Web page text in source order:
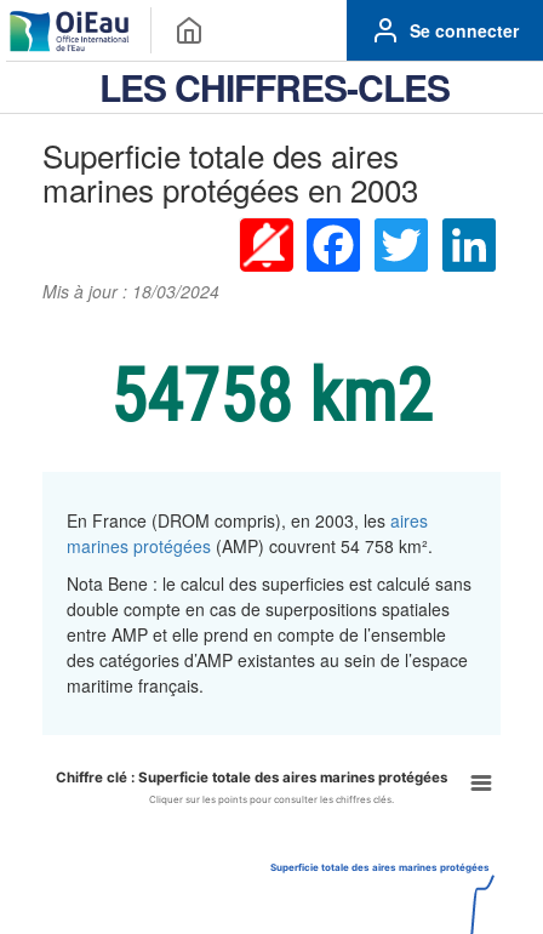
Se connecter
LES CHIFFRES-CLES
Superficie totale des aires
marines protégées en 2003
Facebook Twitter
Mis à jour : 18/03/2024
54758 km2
En France (DROM compris), en 2003, les aires
marines protégées (AMP) couvrent 54 758 km².
Nota Bene : le calcul des superficies est calculé sans
double compte en cas de superpositions spatiales
entre AMP et elle prend en compte de l’ensemble
des catégories d’AMP existantes au sein de l’espace
maritime français.
Chiffre clé : Superficie totale
Cliquer sur les points pour consulter les chiffres clés.
View as data table, Chiffre clé : Superficie totale des aires
Superficie totale des aires marines protégées
Chiffre clé : Superficie totale des aires marines protégées
Cliquer sur les points pour consulter les chiffres clés.